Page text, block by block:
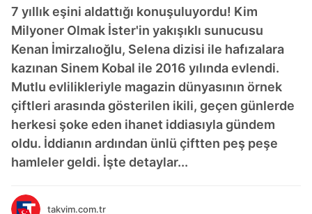
7 yıllık eşini aldattığı konuşuluyordu! Kim
Milyoner Olmak İster'in yakışıklı sunucusu
Kenan İmirzalıoğlu, Selena dizisi ile hafızalara
kazınan Sinem Kobal ile 2016 yılında evlendi.
Mutlu evlilikleriyle magazin dünyasının örnek
çiftleri arasında gösterilen ikili, geçen günlerde
herkesi şoke eden ihanet iddiasıyla gündem
oldu. İddianın ardından ünlü çiftten peş peşe
hamleler geldi. İşte detaylar...
takvim.com.tr